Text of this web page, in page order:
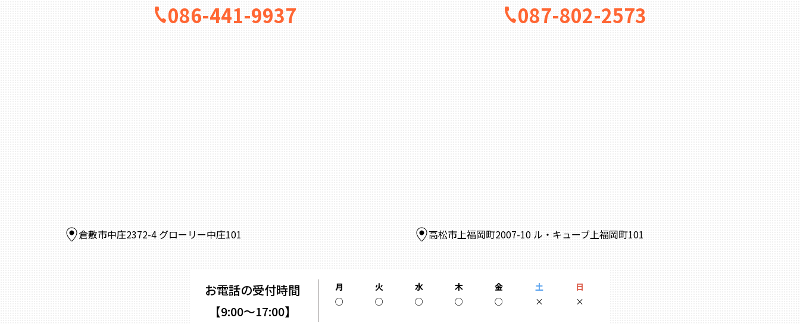
086-441-9937
倉敷市中庄2372-4 グローリー中庄101
087-802-2573
高松市上福岡町2007-10 ル・キューブ上福岡町101
お電話の受付時間
【9:00～17:00】
月 火 水 木 金 土
日
○
○ ○ ○ ○ × ×